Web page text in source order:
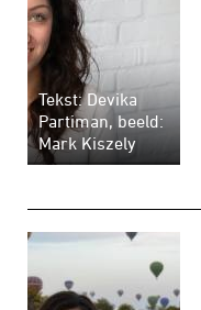
Tekst: Devika
Partiman, beeld:
Mark Kiszely